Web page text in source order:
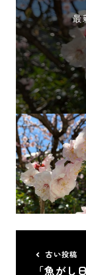
最
古い投稿
「魚がし